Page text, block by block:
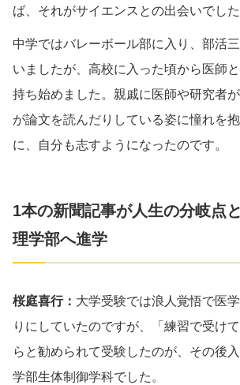
ば、それがサイエンスとの出会いでした
中学ではバレーボール部に入り、部活
いましたが、高校に入った頃から医師
持ち始めました。親戚に医師や研究者
が論文を読んだりしている姿に憧れを
に、自分も志すようになったのです。
1本の新聞記事が人生の分岐点
理学部へ進学
桜庭喜行： 大学受験では浪人覚悟で医
りにしていたのですが、「練習で受け
らと勧められて受験したのが、その後
学部生体制御学科でした。